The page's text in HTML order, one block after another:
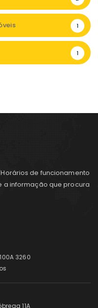
1
1
de funcionamento
a informação que procura
3260
11A